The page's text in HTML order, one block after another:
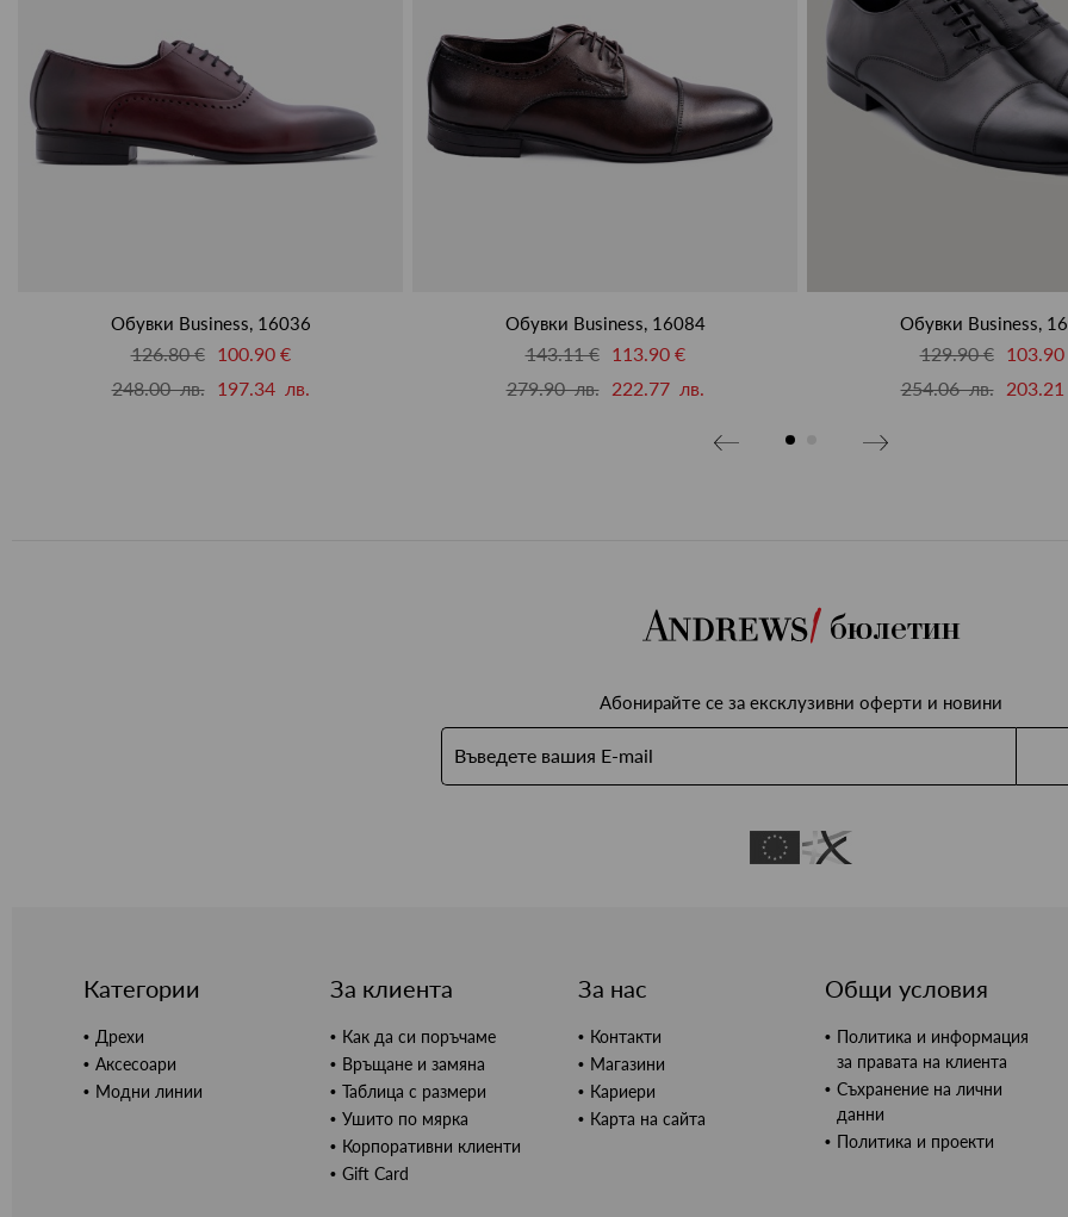
Обувки Business, 16036
126.80 €
100.90 €
248.00 лв.
197.34 лв.
Обувки Business, 16084
143.11 €
113.90 €
279.90 лв.
222.77 лв.
Обувки Business,
129.90 €
103.90
254.06 лв.
203.21
бюлетин
Абонирайте се за ексклузивни оферти и новини
Категории
Дрехи
Аксесоари
Модни линии
За клиента
Как да си поръчаме
Връщане и замяна
Таблица с размери
Ушито по мярка
Корпоративни клиенти
Gift Card
За нас
Контакти
Магазини
Кариери
Карта на сайта
Общи условия
Политика и информация
за правата на клиента
Съхранение на лични
данни
Политика и проекти